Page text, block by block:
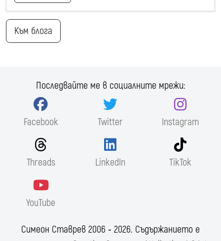
Към блога
Последвайте ме в социалните мрежи:
Facebook Twitter Instagram
Threads LinkedIn TikTok
YouTube
Симеон Ставрев 2006 ‐ 2026. Съдържанието е